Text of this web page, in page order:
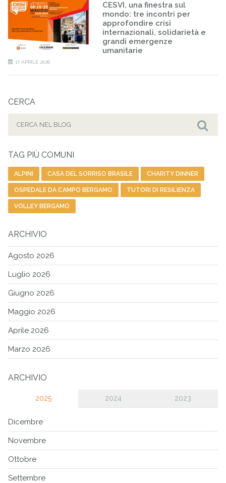
CESVI, una finestra sul
mondo: tre incontri per
approfondire crisi
internazionali, solidarietà e
grandi emergenze
umanitarie
17 APRILE 2026
CERCA
TAG PIÙ COMUNI
ALPINI CASA DEL SORRISO BRASILE CHARITY DINNER
OSPEDALE DA CAMPO BERGAMO TUTORI DI RESILIENZA
VOLLEY BERGAMO
ARCHIVIO
Agosto 2026
Luglio 2026
Giugno 2026
Maggio 2026
Aprile 2026
Marzo 2026
ARCHIVIO
2025 2024 2023
Dicembre
Novembre
Ottobre
Settembre